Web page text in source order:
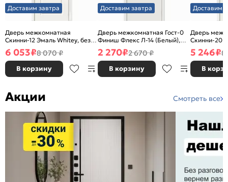
Доставим завтра
Дверь межкомнатная
Скинни-12 Эмаль Whitey, без
декора, глухая, без стекла,
без кромки, скиновая
6 053₽8 070 ₽
В корзину
Доставим завтра
Дверь межкомнатная Гост-0
Финиш Флекс Л-14 (Белый),
глухая, каркасно-щитовая
2 270₽2 670 ₽
В корзину
Доставим
Дверь
Скинни-20
декора,
без кромки,
5 246₽8
В
Акции Смотреть все